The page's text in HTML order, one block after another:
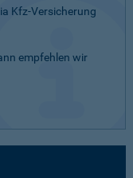
Kfz-Versicherung
empfehlen wir